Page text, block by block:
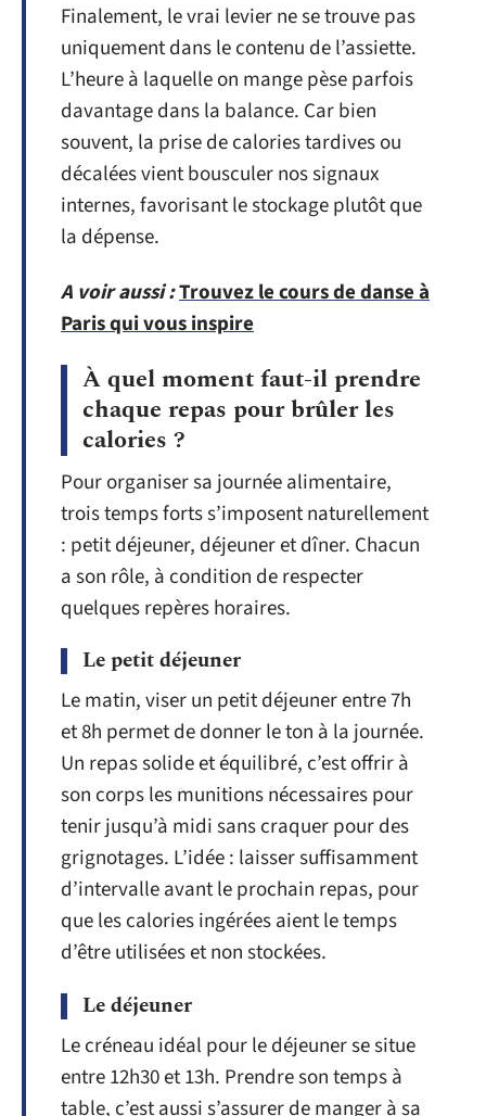
Finalement, le vrai levier ne se trouve pas
uniquement dans le contenu de l’assiette.
L’heure à laquelle on mange pèse parfois
davantage dans la balance. Car bien
souvent, la prise de calories tardives ou
décalées vient bousculer nos signaux
internes, favorisant le stockage plutôt que
la dépense.
A voir aussi :Trouvez le cours de danse à
Paris qui vous inspire
À quel moment faut-il prendre
chaque repas pour brûler les
calories ?
Pour organiser sa journée alimentaire,
trois temps forts s’imposent naturellement
: petit déjeuner, déjeuner et dîner. Chacun
a son rôle, à condition de respecter
quelques repères horaires.
Le petit déjeuner
Le matin, viser un petit déjeuner entre 7h
et 8h permet de donner le ton à la journée.
Un repas solide et équilibré, c’est offrir à
son corps les munitions nécessaires pour
tenir jusqu’à midi sans craquer pour des
grignotages. L’idée : laisser suffisamment
d’intervalle avant le prochain repas, pour
que les calories ingérées aient le temps
d’être utilisées et non stockées.
Le déjeuner
Le créneau idéal pour le déjeuner se situe
entre 12h30 et 13h. Prendre son temps à
table, c’est aussi s’assurer de manger à sa